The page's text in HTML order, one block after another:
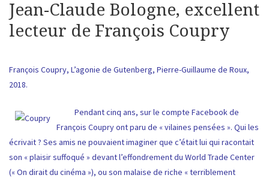
Jean-Claude Bologne, excellent
lecteur de François Coupry
François Coupry, L’agonie de Gutenberg, Pierre-Guillaume de Roux,
2018.
Pendant cinq ans, sur le compte Facebook de
François Coupry ont paru de « vilaines pensées ». Qui les
écrivait ? Ses amis ne pouvaient imaginer que c’était lui qui racontait
son « plaisir suffoqué » devant l’effondrement du World Trade Center
(« On dirait du cinéma »), ou son malaise de riche « terriblement